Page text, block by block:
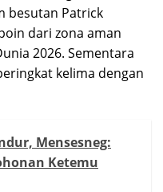
besutan Patrick
dari zona aman
2026. Sementara
kelima dengan
Mensesneg:
Ketemu